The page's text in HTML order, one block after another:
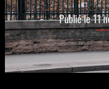
Publié le 11